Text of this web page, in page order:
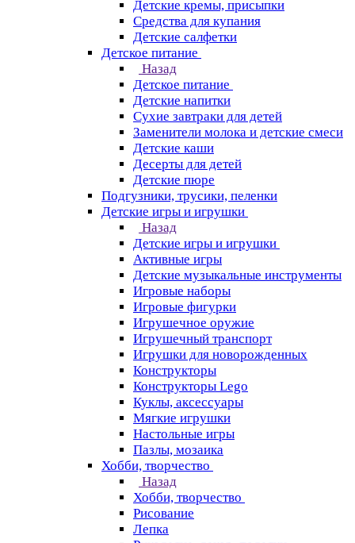
Детские кремы, присыпки
Средства для купания
Детские салфетки
Детское питание
Назад
Детское питание
Детские напитки
Сухие завтраки для детей
Заменители молока и детские смеси
Детские каши
Десерты для детей
Детские пюре
Подгузники, трусики, пеленки
Детские игры и игрушки
Назад
Детские игры и игрушки
Активные игры
Детские музыкальные инструменты
Игровые наборы
Игровые фигурки
Игрушечное оружие
Игрушечный транспорт
Игрушки для новорожденных
Конструкторы
Конструкторы Lego
Куклы, аксессуары
Мягкие игрушки
Настольные игры
Пазлы, мозаика
Хобби, творчество
Назад
Хобби, творчество
Рисование
Лепка